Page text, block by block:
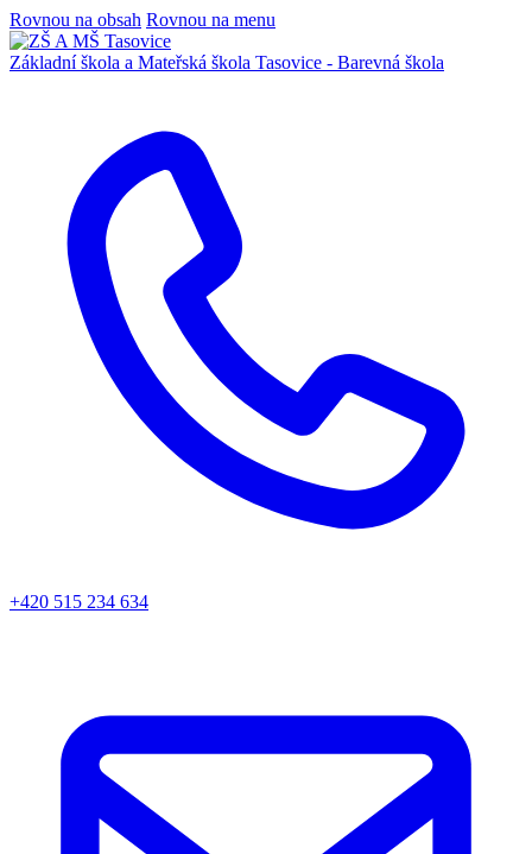
Rovnou na obsah Rovnou na menu
Základní škola a Mateřská škola Tasovice - Barevná škola
+420 515 234 634